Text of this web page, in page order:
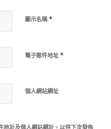
顯示名稱 *
電子郵件地址 *
個人網站網址
地址及個人網站網址，以供下次發佈